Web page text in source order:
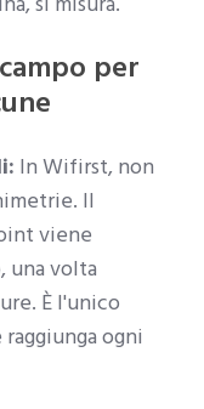
per
In Wifirst, non
Il
viene
una volta
È l'unico
ogni